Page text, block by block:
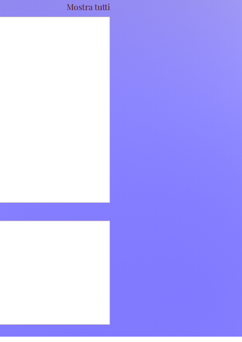
Mostra tutti
continua dopo il